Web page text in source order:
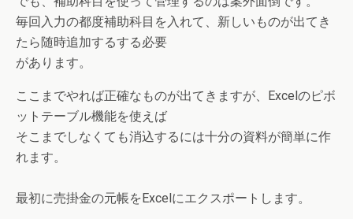
毎回入力の都度補助科目を入れて、新しいものが出てき
たら随時追加するする必要
があります。
ここまでやれば正確なものが出てきますが、Excelのピボ
ットテーブル機能を使えば
そこまでしなくても消込するには十分の資料が簡単に作
れます。
最初に売掛金の元帳をExcelにエクスポートします。